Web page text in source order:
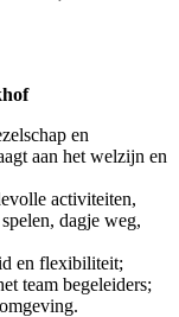
en
aan het welzijn en
activiteiten,
dagje weg,
en flexibiliteit;
team begeleiders;